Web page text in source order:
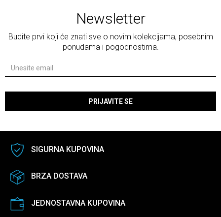
Newsletter
Budite prvi koji će znati sve o novim kolekcijama, posebnim
ponudama i pogodnostima.
PRIJAVITE SE
SIGURNA KUPOVINA
BRZA DOSTAVA
JEDNOSTAVNA KUPOVINA